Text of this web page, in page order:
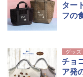
ター
フの
グッズ
チョ
ア発